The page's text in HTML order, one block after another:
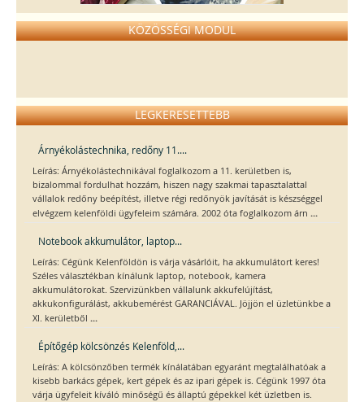
KÖZÖSSÉGI MODUL
LEGKERESETTEBB
Árnyékolástechnika, redőny 11....
Leírás: Árnyékolástechnikával foglalkozom a 11. kerületben is,
bizalommal fordulhat hozzám, hiszen nagy szakmai tapasztalattal
vállalok redőny beépítést, illetve régi redőnyök javítását is készséggel
elvégzem kelenföldi ügyfeleim számára. 2002 óta foglalkozom árn ...
Notebook akkumulátor, laptop...
Leírás: Cégünk Kelenföldön is várja vásárlóit, ha akkumulátort keres!
Széles választékban kínálunk laptop, notebook, kamera
akkumulátorokat. Szervizünkben vállalunk akkufelújítást,
akkukonfigurálást, akkubemérést GARANCIÁVAL. Jöjjön el üzletünkbe a
XI. kerületből ...
Építőgép kölcsönzés Kelenföld,...
Leírás: A kölcsönzőben termék kínálatában egyaránt megtalálhatóak a
kisebb barkács gépek, kert gépek és az ipari gépek is. Cégünk 1997 óta
várja ügyfeleit kíváló minőségű és állaptú gépekkel két üzletben is.